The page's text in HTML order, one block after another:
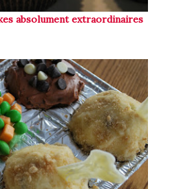
absolument extraordinaires